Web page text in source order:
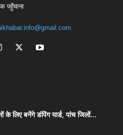
पहुँचाना
के लिए बनेंगे डंपिंग यार्ड, पांच जिलों...